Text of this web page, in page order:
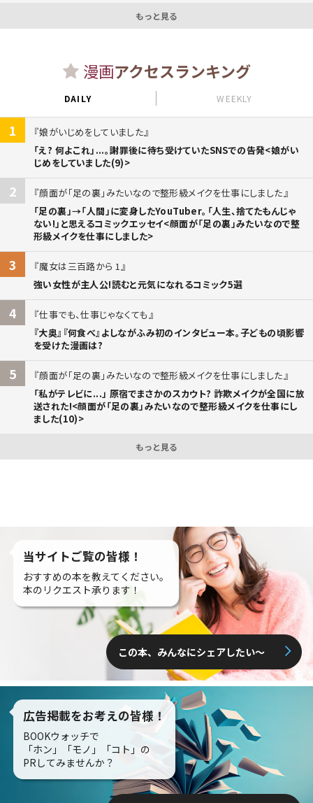
もっと見る
漫画アクセスランキング
DAILY WEEKLY
1
娘がいじめをしていました
「え? 何よこれ」...。謝罪後に待ち受けていたSNSでの告発<娘がい
じめをしていました(9)>
2
顔面が「足の裏」みたいなので整形級メイクを仕事にしました
「足の裏」→「人間」に変身したYouTuber。「人生、捨てたもんじゃ
ない!」と思えるコミックエッセイ<顔面が「足の裏」みたいなので整
形級メイクを仕事にしました>
3
魔女は三百路から 1
強い女性が主人公!読むと元気になれるコミック5選
4
仕事でも、仕事じゃなくても
『大奥』『何食べ』よしながふみ初のインタビュー本。子どもの頃影響
を受けた漫画は?
5
顔面が「足の裏」みたいなので整形級メイクを仕事にしました
「私がテレビに...」 原宿でまさかのスカウト? 詐欺メイクが全国に放
送された!<顔面が「足の裏」みたいなので整形級メイクを仕事にし
ました(10)>
もっと見る
当サイトご覧の皆様！
おすすめの本を教えてください。
本のリクエスト承ります！
この本、みんなにシェアしたい〜
広告掲載をお考えの皆様！
BOOKウォッチで
「ホン」「モノ」「コト」の
PRしてみませんか？